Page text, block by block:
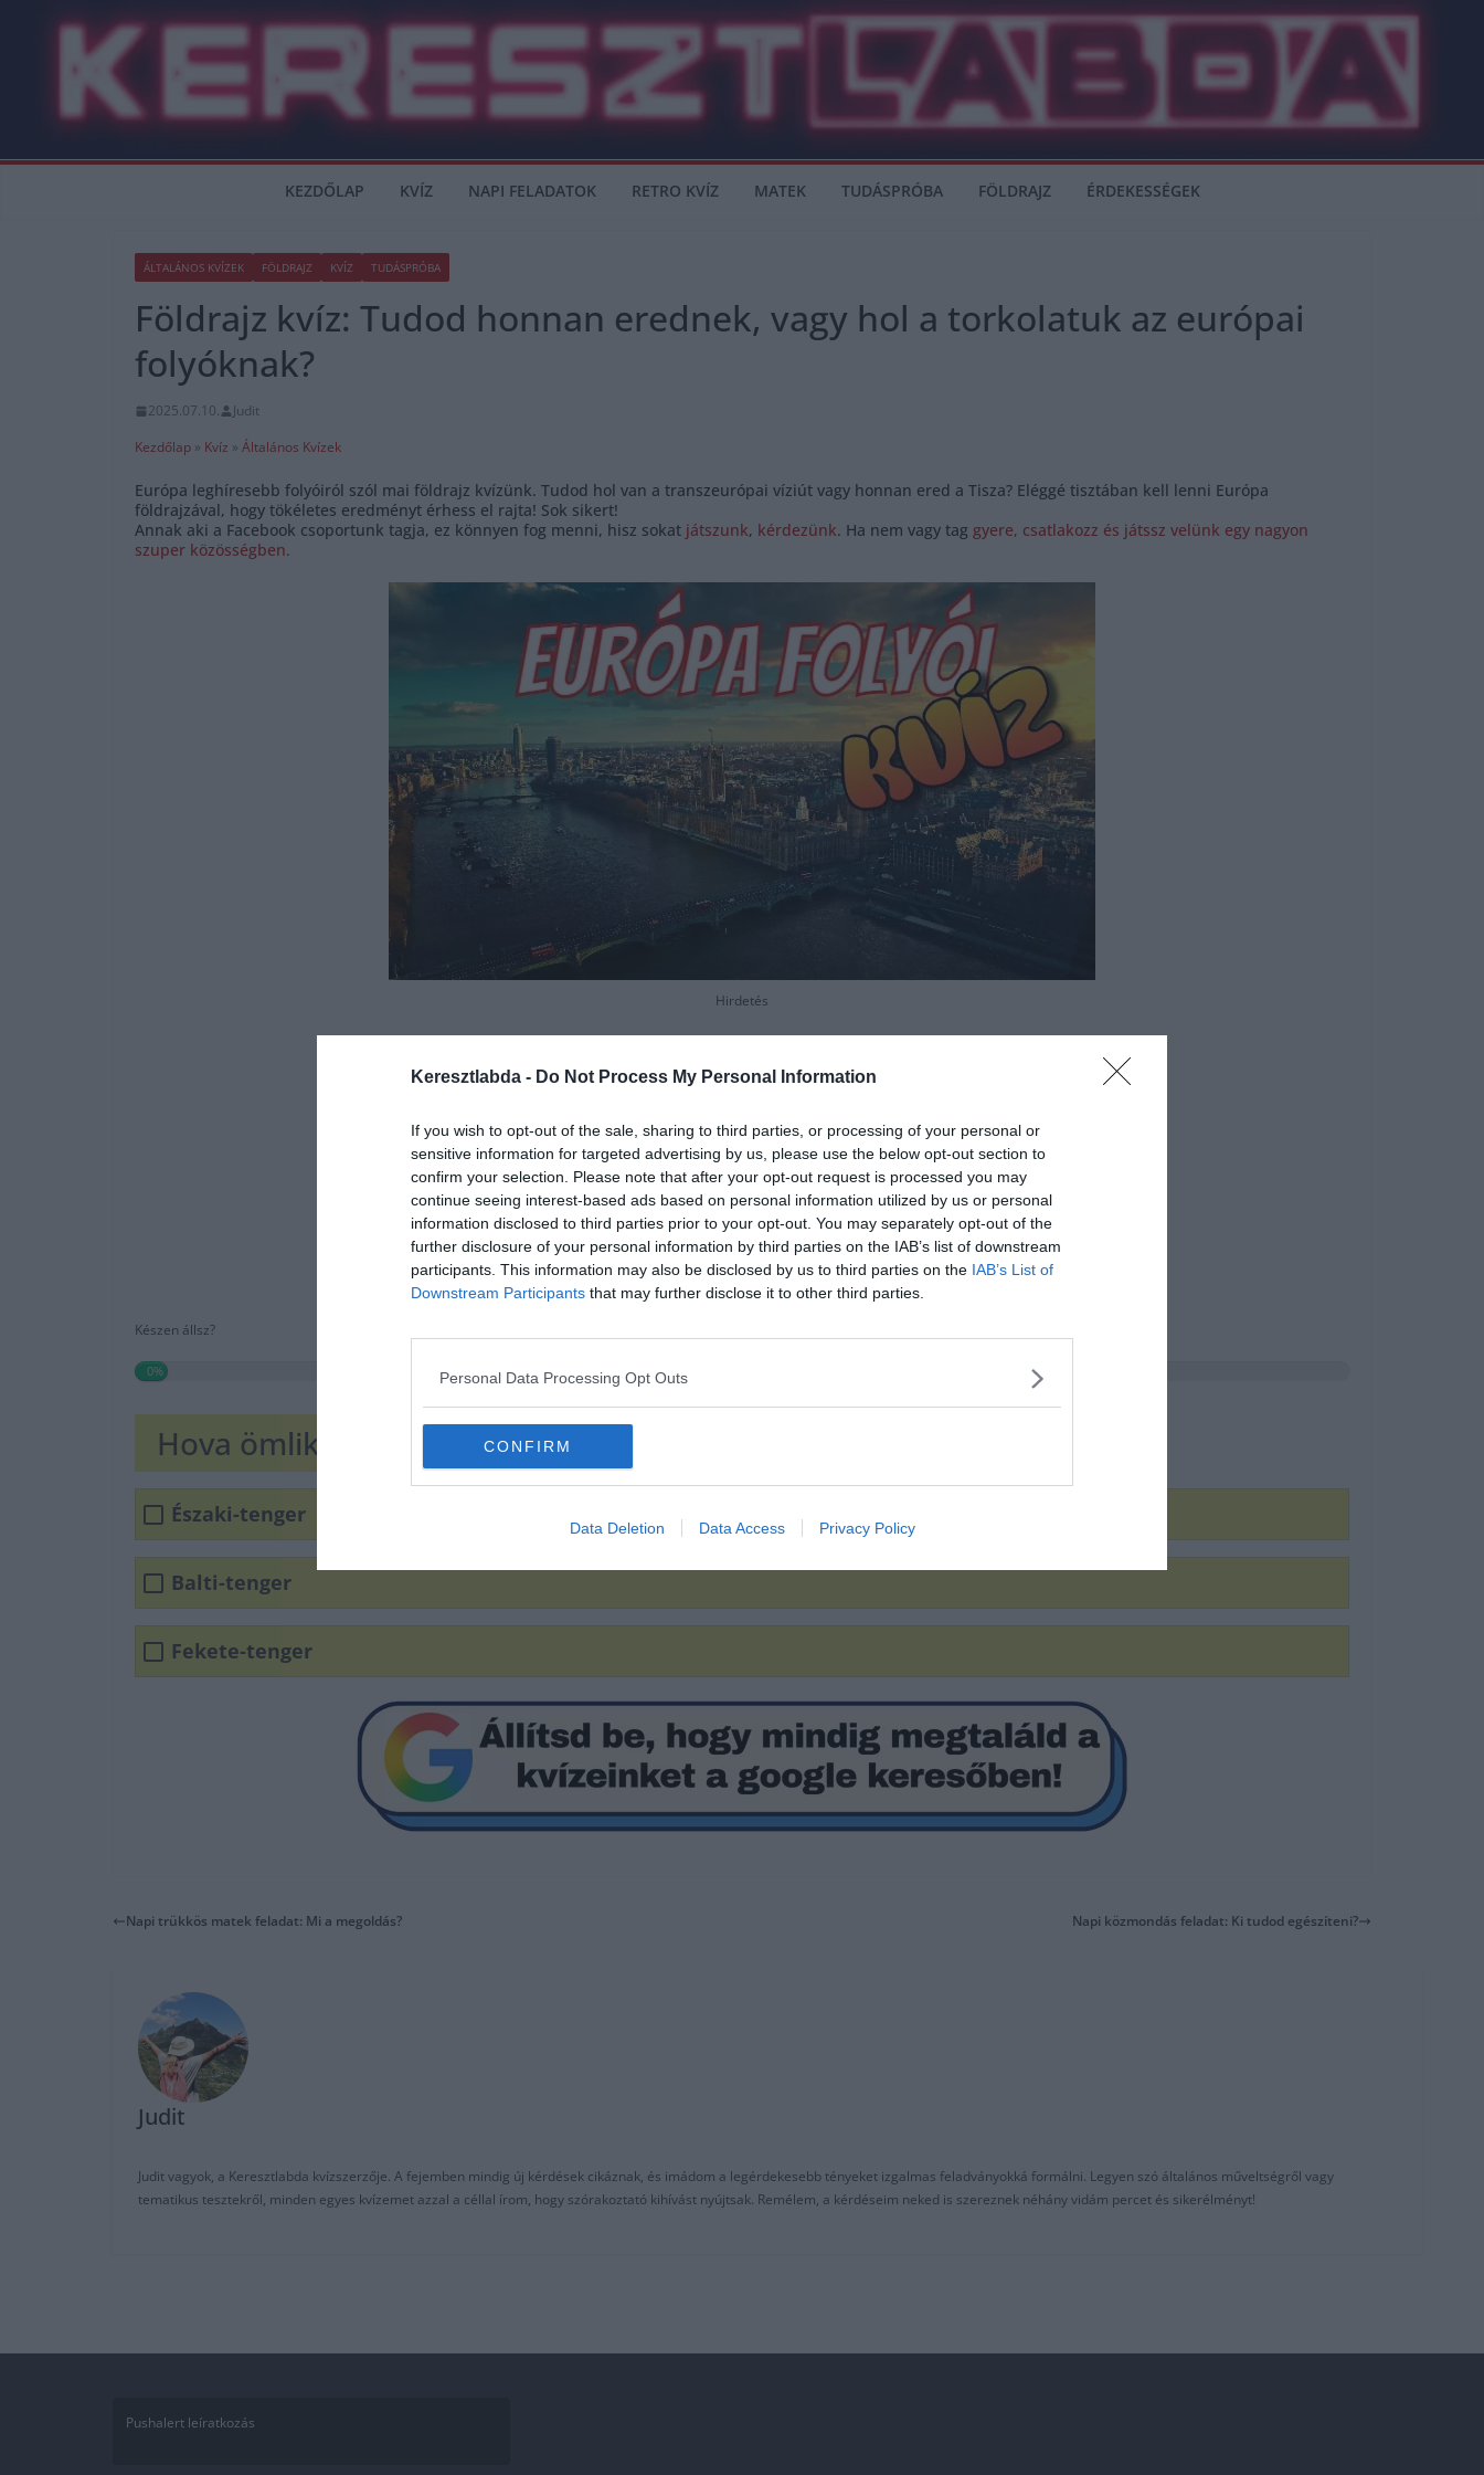
Keresztlabda - Do Not Process My Personal Information
If you wish to opt-out of the sale, sharing to third parties, or processing of your personal or
sensitive information for targeted advertising by us, please use the below opt-out section to
confirm your selection. Please note that after your opt-out request is processed you may
continue seeing interest-based ads based on personal information utilized by us or personal
information disclosed to third parties prior to your opt-out. You may separately opt-out of the
further disclosure of your personal information by third parties on the IAB’s list of downstream
participants. This information may also be disclosed by us to third parties on the IAB’s List of
Downstream Participants that may further disclose it to other third parties.
Personal Data Processing Opt Outs
CONFIRM
Data Deletion Data Access Privacy Policy
KEZDŐLAP KVÍZ NAPI FELADATOK RETRO KVÍZ MATEK TUDÁSPRÓBA FÖLDRAJZ ÉRDEKESSÉGEK
ÁLTALÁNOS KVÍZEK FÖLDRAJZ KVÍZ TUDÁSPRÓBA
Földrajz kvíz: Tudod honnan erednek, vagy hol a torkolatuk az európai
folyóknak?
2025.07.10.
Judit
Kezdőlap » Kvíz » Általános Kvízek
Európa leghíresebb folyóiról szól mai földrajz kvízünk. Tudod hol van a transzeurópai víziút vagy honnan ered a Tisza? Eléggé tisztában kell lenni Európa
földrajzával, hogy tökéletes eredményt érhess el rajta! Sok sikert!
Annak aki a Facebook csoportunk tagja, ez könnyen fog menni, hisz sokat játszunk, kérdezünk. Ha nem vagy tag gyere, csatlakozz és játssz velünk egy nagyon
szuper közösségben.
Hirdetés
Készen állsz?
0%
Hova ömlik a Visztula?
Északi-tenger
Balti-tenger
Fekete-tenger
Napi trükkös matek feladat: Mi a megoldás? Napi közmondás feladat: Ki tudod egészíteni?
Judit
Judit vagyok, a Keresztlabda kvízszerzője. A fejemben mindig új kérdések cikáznak, és imádom a legérdekesebb tényeket izgalmas feladványokká formálni. Legyen szó általános műveltségről vagy
tematikus tesztekről, minden egyes kvízemet azzal a céllal írom, hogy szórakoztató kihívást nyújtsak. Remélem, a kérdéseim neked is szereznek néhány vidám percet és sikerélményt!
Pushalert leíratkozás